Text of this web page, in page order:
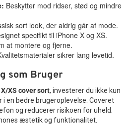
Beskytter mod ridser, stød og mindre
sort look, der aldrig går af mode.
specifikt til iPhone X og XS.
at montere og fjerne.
sikrer lang levetid.
som Bruger
XS cover sort, investerer du ikke kun
en bedre brugeroplevelse. Coveret
og reducerer risikoen for uheld.
æstetik og funktionalitet.